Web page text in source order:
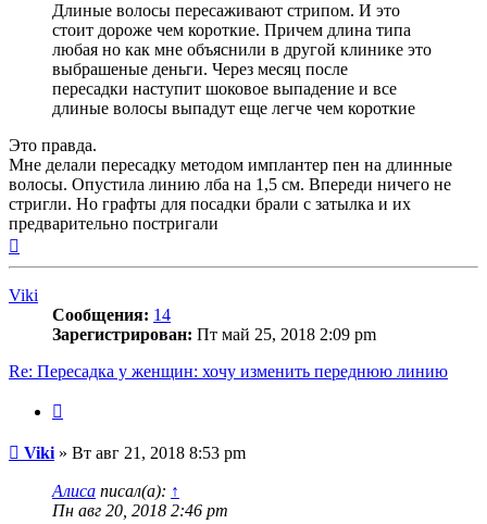
Длиные волосы пересаживают стрипом. И это
стоит дороже чем короткие. Причем длина типа
любая но как мне объяснили в другой клинике это
выбрашеные деньги. Через месяц после
пересадки наступит шоковое выпадение и все
длиные волосы выпадут еще легче чем короткие
Это правда.
Мне делали пересадку методом имплантер пен на длинные
волосы. Опустила линию лба на 1,5 см. Впереди ничего не
стригли. Но графты для посадки брали с затылка и их
предварительно постригали
Viki
Сообщения: 14
Зарегистрирован: Пт май 25, 2018 2:09 pm
Re: Пересадка у женщин: хочу изменить переднюю линию
Сообщение
Viki » Вт авг 21, 2018 8:53 pm
Алиса писал(а): ↑
Пн авг 20, 2018 2:46 pm